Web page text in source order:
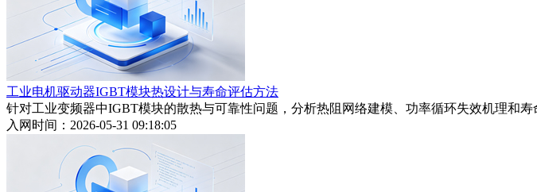
工业电机驱动器IGBT模块热设计与寿命评估方法
针对工业变频器中IGBT模块的散热与可靠性问题，分析热阻网络建模、功率循环失效机理和
入网时间：2026-05-31 09:18:05